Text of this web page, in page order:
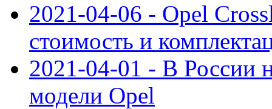
2021-04-06 - Opel
стоимость и
2021-04-01 - В России
модели Opel